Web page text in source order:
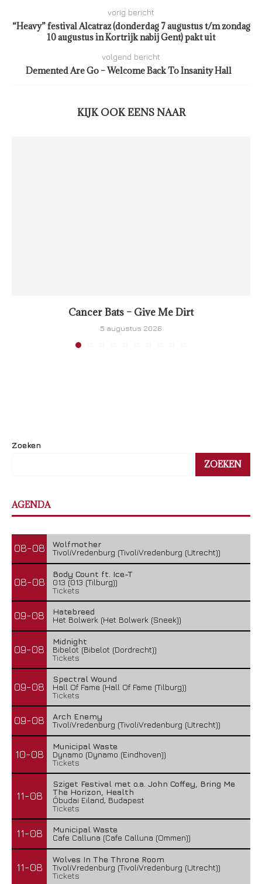
vorig bericht
“Heavy” festival Alcatraz (donderdag 7 augustus t/m zondag
10 augustus in Kortrijk nabij Gent) pakt uit
volgend bericht
Demented Are Go – Welcome Back To Insanity Hall
KIJK OOK EENS NAAR
Cancer Bats – Give Me Dirt
5 augustus 2026
Zoeken
ZOEKEN
AGENDA
08-08
Wolfmother
TivoliVredenburg (TivoliVredenburg (Utrecht))
08-08
Body Count ft. Ice-T
013 (013 (Tilburg))
Tickets
09-08
Hatebreed
Het Bolwerk (Het Bolwerk (Sneek))
09-08
Midnight
Bibelot (Bibelot (Dordrecht))
Tickets
09-08
Spectral Wound
Hall Of Fame (Hall Of Fame (Tilburg))
Tickets
09-08
Arch Enemy
TivoliVredenburg (TivoliVredenburg (Utrecht))
10-08
Municipal Waste
Dynamo (Dynamo (Eindhoven))
Tickets
11-08
Sziget Festival met o.a. John Coffey, Bring Me
The Horizon, Health
Óbudai Eiland, Budapest
Tickets
11-08
Municipal Waste
Cafe Calluna (Cafe Calluna (Ommen))
11-08
Wolves In The Throne Room
TivoliVredenburg (TivoliVredenburg (Utrecht))
Tickets